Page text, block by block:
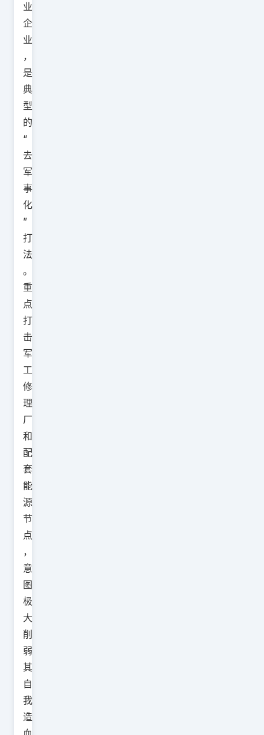
业
企
业
，
是
典
型
的
“
去
军
事
化
”
打
法
。
重
点
打
击
军
工
修
理
厂
和
配
套
能
源
节
点
，
意
图
极
大
削
弱
其
自
我
造